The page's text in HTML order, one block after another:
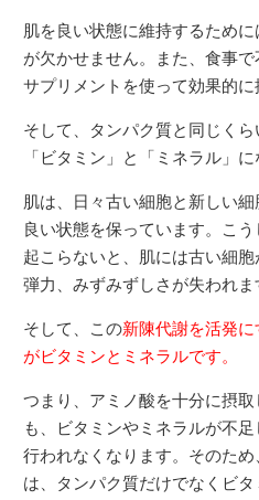
肌を良い状態に維持するため
が欠かせません。また、食事で
サプリメントを使って効果的に
そして、タンパク質と同じく
「ビタミン」と「ミネラル」に
肌は、日々古い細胞と新しい
良い状態を保っています。こ
起こらないと、肌には古い細
弾力、みずみずしさが失われま
そして、この新陳代謝を活発
がビタミンとミネラルです。
つまり、アミノ酸を十分に摂
も、ビタミンやミネラルが不
行われなくなります。そのた
は、タンパク質だけでなくビ